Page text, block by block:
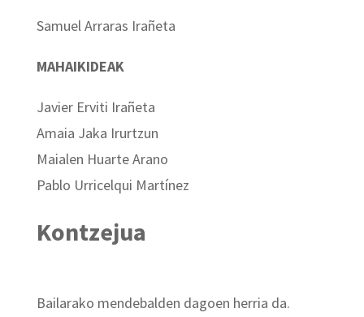
Samuel Arraras Irañeta
MAHAIKIDEAK
Javier Erviti Irañeta
Amaia Jaka Irurtzun
Maialen Huarte Arano
Pablo Urricelqui Martínez
Kontzejua
Bailarako mendebalden dagoen herria da.